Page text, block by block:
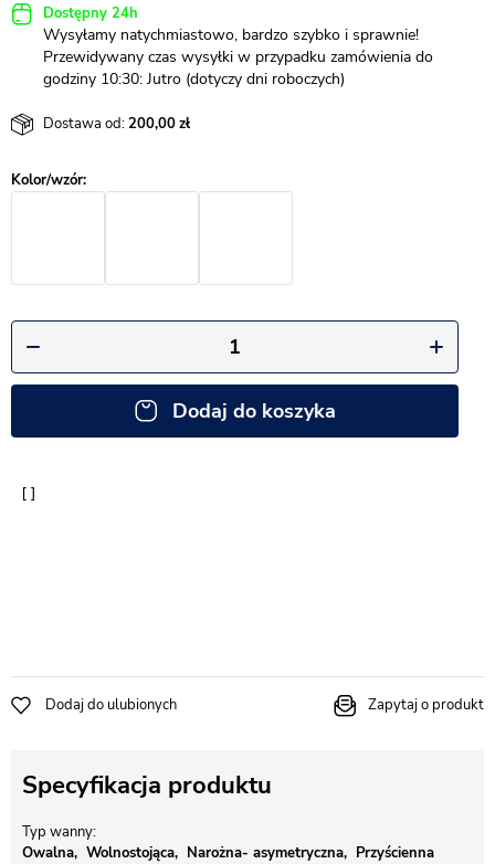
Dostępny 24h
Wysyłamy natychmiastowo, bardzo szybko i sprawnie!
Przewidywany czas wysyłki w przypadku zamówienia do
godziny 10:30: Jutro (dotyczy dni roboczych)
Dostawa od:200,00
Dodaj do koszyka
Dodaj do ulubionych Zapytaj o produkt
Specyfikacja produktu
Typ wanny
Owalna
Wolnostojąca Narożna- asymetryczna
Przyścienna